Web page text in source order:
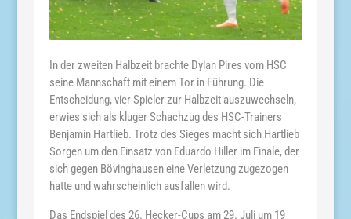
In der zweiten Halbzeit brachte Dylan Pires vom HSC
seine Mannschaft mit einem Tor in Führung. Die
Entscheidung, vier Spieler zur Halbzeit auszuwechseln,
erwies sich als kluger Schachzug des HSC-Trainers
Benjamin Hartlieb. Trotz des Sieges macht sich Hartlieb
Sorgen um den Einsatz von Eduardo Hiller im Finale, der
sich gegen Bövinghausen eine Verletzung zugezogen
hatte und wahrscheinlich ausfallen wird.
Das Endspiel des 26. Hecker-Cups am 29. Juli um 19